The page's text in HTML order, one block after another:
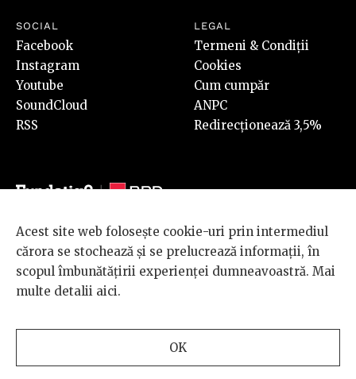
SOCIAL
Facebook
Instagram
Youtube
SoundCloud
RSS
LEGAL
Termeni & Condiții
Cookies
Cum cumpăr
ANPC
Redirecționează 3,5%
© 2026 BRD Groupe Société Générale, toate drepturile rezervate.
Scena 9 este un proiect sustinut de
BRD GROUPE SOCIÉTÉ
GÉNÉRALE
Acest site web folosește cookie-uri prin intermediul
cărora se stochează și se prelucrează informații, în
scopul îmbunătățirii experienței dumneavoastră. Mai
multe detalii aici.
OK